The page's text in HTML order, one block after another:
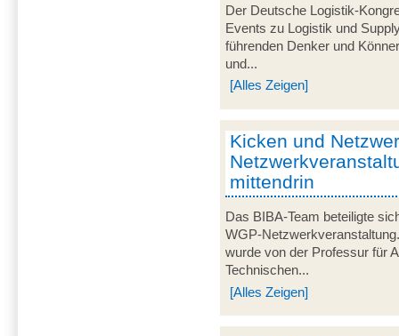
Der Deutsche Logistik-
Events zu Logistik und
führenden Denker und
und...
[Alles Zeigen]
Kicken und
mittendrin
Das BIBA-Team beteiligte
WGP-
wurde von der Professur für
Technischen...
[Alles Zeigen]